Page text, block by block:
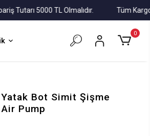
5000 TL Olmalıdır. Tüm Kargolar
0
Bot Simit Şişme
Pump